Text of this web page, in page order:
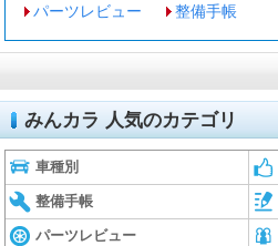
パーツレビュー 整備手帳
みんカラ 人気のカテゴリ
車種別
整備手帳
パーツレビュー